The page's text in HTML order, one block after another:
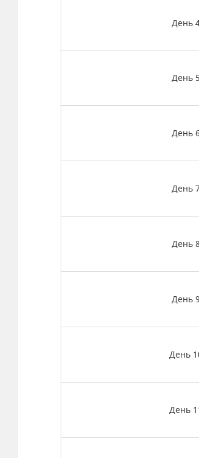
День
День 5
День 6
День 7
День 8
День 9
День
День